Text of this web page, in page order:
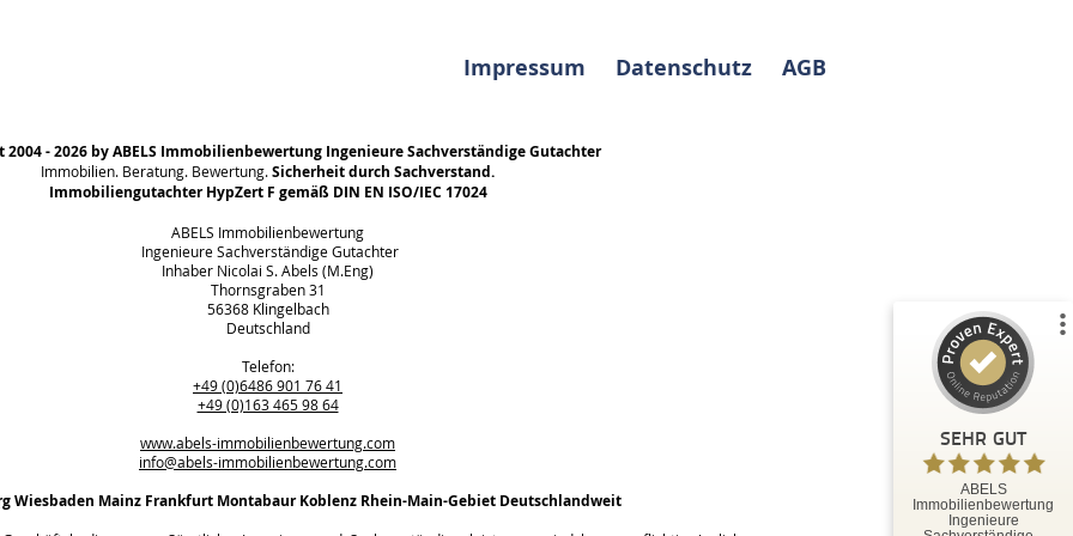
Impressum Datenschutz AGB
2004 - 2026 by ABELS Immobilienbewertung Ingenieure Sachverständige Gutachter
Immobilien. Beratung. Bewertung.Sicherheit durch Sachverstand.
Immobiliengutachter HypZert F gemäß DIN EN ISO/IEC 17024
ABELS Immobilienbewertung
Ingenieure Sachverständige Gutachter
Inhaber Nicolai S. Abels (M.Eng)
Thornsgraben 31
56368 Klingelbach
Deutschland
Telefon:
+49 (0)6486 901 76 41
+49 (0)163 465 98 64
www.abels-immobilienbewertung.com
info@abels-immobilienbewertung.com
Wiesbaden Mainz Frankfurt Montabaur Koblenz Rhein-Main-Gebiet Deutschlandweit
SEHR GUT
ABELS
Immobilienbewertung
Ingenieure
3
Bewertungen auf
ProvenExpert.com
Blick aufs ProvenExpert-Profil werfen
Tobias O.
5,00